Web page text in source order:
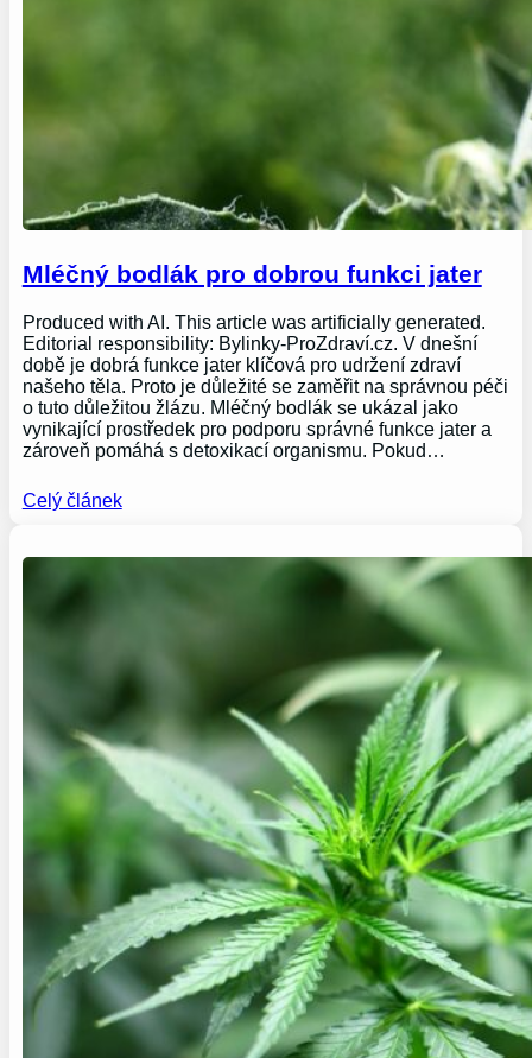
Mléčný bodlák pro dobrou funkci jater
Produced with AI. This article was artificially generated.
Editorial responsibility: Bylinky-ProZdraví.cz. V dnešní
době je dobrá funkce jater klíčová pro udržení zdraví
našeho těla. Proto je důležité se zaměřit na správnou péči
o tuto důležitou žlázu. Mléčný bodlák se ukázal jako
vynikající prostředek pro podporu správné funkce jater a
zároveň pomáhá s detoxikací organismu. Pokud…
Celý článek